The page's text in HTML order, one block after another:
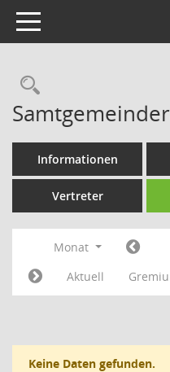
Toggle navigation
Informationen
Vertreter
Monat
Aktuell
Keine Daten gefunden.